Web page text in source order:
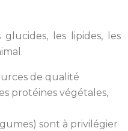
les lipides, les
de qualité
protéines végétales,
sont à privilégier